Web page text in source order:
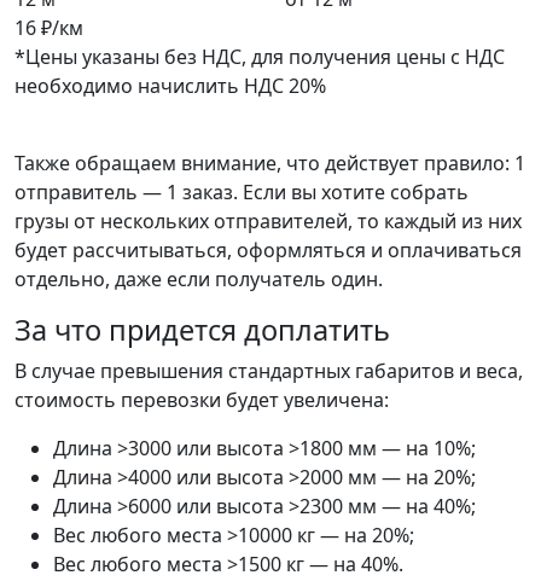
16 ₽/км
*Цены указаны без НДС, для получения цены с НДС
необходимо начислить НДС 20%
Также обращаем внимание, что действует правило: 1
отправитель — 1 заказ. Если вы хотите собрать
грузы от нескольких отправителей, то каждый из них
будет рассчитываться, оформляться и оплачиваться
отдельно, даже если получатель один.
За что придется доплатить
В случае превышения стандартных габаритов и веса,
стоимость перевозки будет увеличена:
Длина >3000 или высота >1800 мм — на 10%;
Длина >4000 или высота >2000 мм — на 20%;
Длина >6000 или высота >2300 мм — на 40%;
Вес любого места >10000 кг — на 20%;
Вес любого места >1500 кг — на 40%.